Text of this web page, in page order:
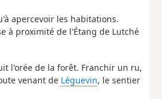
apercevoir les habitations.
à proximité de l'Étang de Lutché
l'orée de la forêt. Franchir un ru,
venant de Léguevin, le sentier